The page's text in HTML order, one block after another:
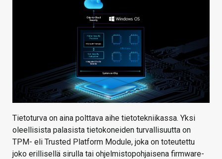
Tietoturva on aina polttava aihe tietotekniikassa. Yksi
oleellisista palasista tietokoneiden turvallisuutta on
TPM- eli Trusted Platform Module, joka on toteutettu
joko erillisellä sirulla tai ohjelmistopohjaisena firmware-